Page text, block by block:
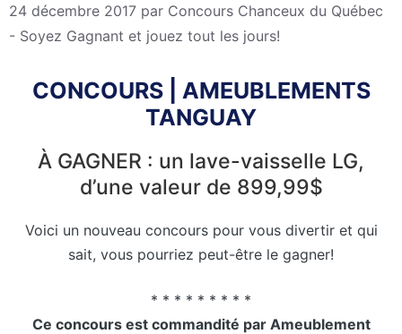
24 décembre 2017 par Concours Chanceux du Québec
- Soyez Gagnant et jouez tout les jours!
CONCOURS | AMEUBLEMENTS
TANGUAY
À GAGNER : un lave-vaisselle LG,
d’une valeur de 899,99$
Voici un nouveau concours pour vous divertir et qui
sait, vous pourriez peut-être le gagner!
* * * * * * * * *
Ce concours est commandité par Ameublement